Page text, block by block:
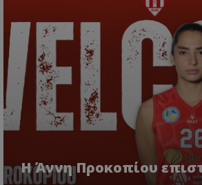
Η Άννη Προκοπίου